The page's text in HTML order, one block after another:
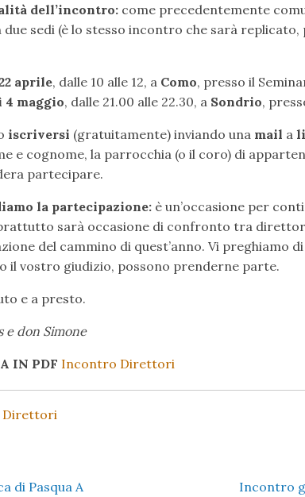
dell’incontro: come precedentemente
due sedi (è lo stesso incontro che sarà
aprile, dalle 10 alle 12, a Como, presso il
4 maggio, dalle 21.00 alle 22.30, a Sondrio,
iscriversi (gratuitamente) inviando una mail a
e cognome, la parrocchia (o il coro) di
partecipare.
la partecipazione: è un’occasione per
sarà occasione di confronto tra
del cammino di quest’anno. Vi preghiamo
il vostro giudizio, possono prenderne parte.
e a presto.
e don Simone
IN PDF Incontro Direttori
Direttori
di Pasqua A Incontro